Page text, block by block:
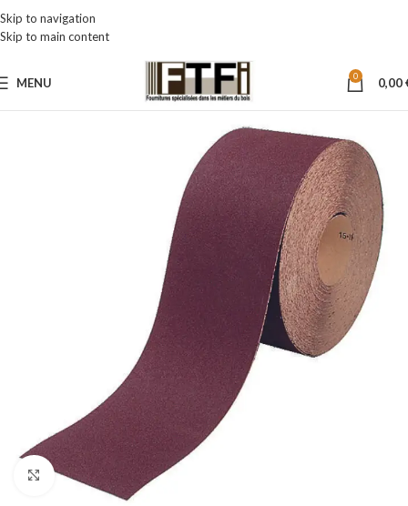
Skip to navigation
Skip to main content
MENU 0 0,00
Cliquez pour agrandir